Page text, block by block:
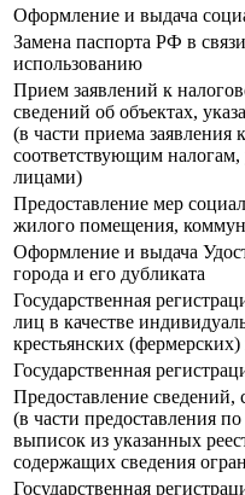
Оформление и выдача
Замена паспорта РФ в
использованию
Прием заявлений к
сведений об объектах,
(в части приема
соответствующим
лицами)
Предоставление мер
жилого помещения,
Оформление и выдача
города и его дубликата
Государственная
лиц в качестве
крестьянских (фермерских)
Государственная
Предоставление
(в части предоставления
выписок из указанных
содержащих сведения
Государственная